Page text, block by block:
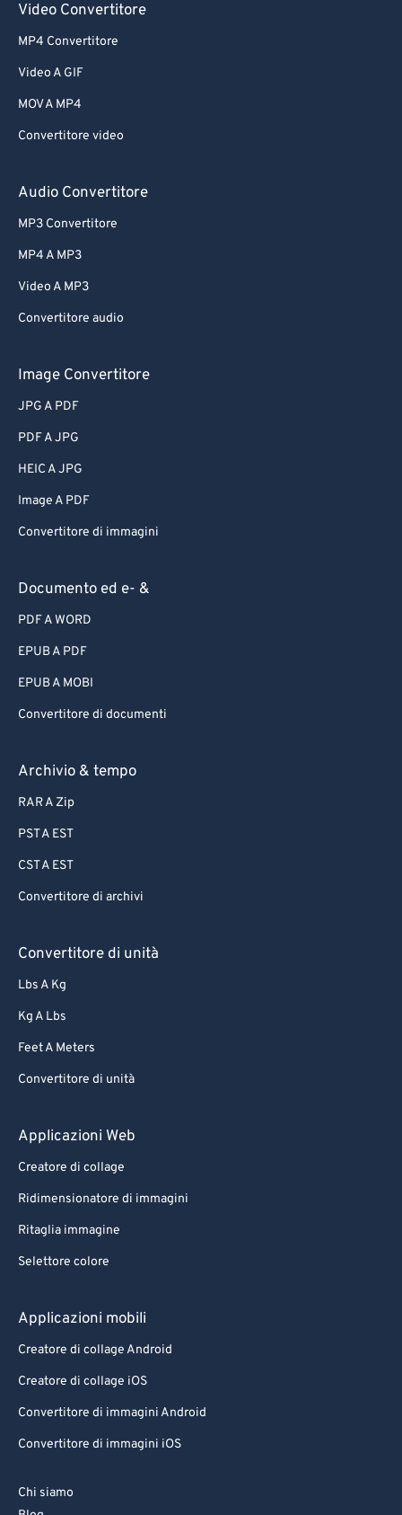
Video Convertitore
MP4 Convertitore
Video A GIF
MOV A MP4
Convertitore video
Audio Convertitore
MP3 Convertitore
MP4 A MP3
Video A MP3
Convertitore audio
Image Convertitore
JPG A PDF
PDF A JPG
HEIC A JPG
Image A PDF
Convertitore di immagini
Documento ed e- &
PDF A WORD
EPUB A PDF
EPUB A MOBI
Convertitore di documenti
Archivio & tempo
RAR A Zip
PST A EST
CST A EST
Convertitore di archivi
Convertitore di unità
Lbs A Kg
Kg A Lbs
Feet A Meters
Convertitore di unità
Applicazioni Web
Creatore di collage
Ridimensionatore di immagini
Ritaglia immagine
Selettore colore
Applicazioni mobili
Creatore di collage Android
Creatore di collage iOS
Convertitore di immagini Android
Convertitore di immagini iOS
Chi siamo